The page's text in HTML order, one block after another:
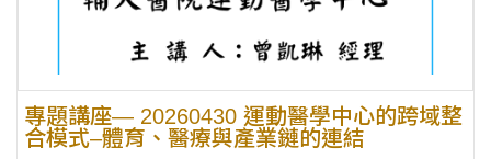
專題講座— 20260430 運動醫學中心的跨域整
合模式–體育、醫療與產業鏈的連結